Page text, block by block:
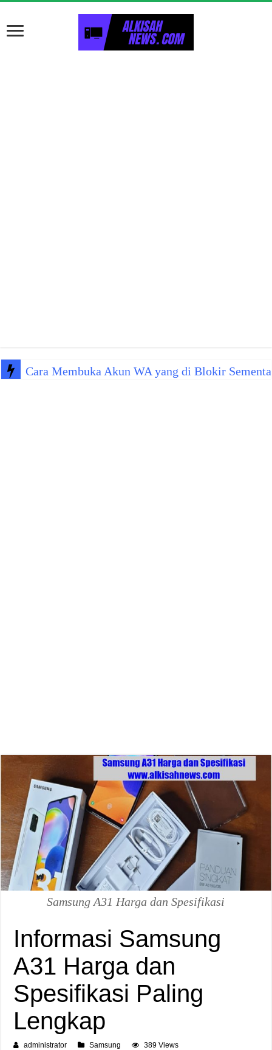
Cara Membuka Akun WA yang di Blokir
Samsung A31 Harga dan Spesifikasi
Informasi Samsung
A31 Harga dan
Spesifikasi Paling
Lengkap
administrator Samsung 389 Views